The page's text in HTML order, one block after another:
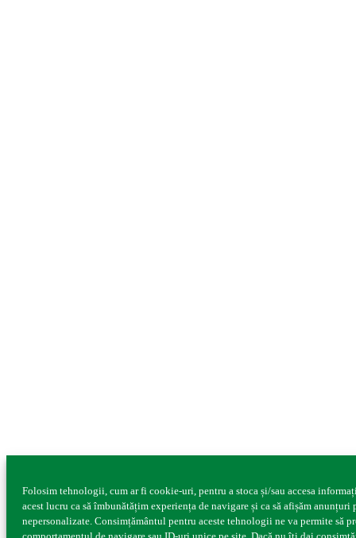
Folosim tehnologii, cum ar fi cookie-uri, pentru a stoca și/sau accesa
acest lucru ca să îmbunătățim experiența de navigare și ca să afișăm anunțuri
nepersonalizate. Consimțământul pentru aceste tehnologii ne va permite să